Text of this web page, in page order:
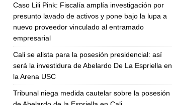
Caso Lili Pink: Fiscalía amplía investigación por
presunto lavado de activos y pone bajo la lupa a
nuevo proveedor vinculado al entramado
empresarial
Cali se alista para la posesión presidencial: así
será la investidura de Abelardo De La Espriella en
la Arena USC
Tribunal niega medida cautelar sobre la posesión